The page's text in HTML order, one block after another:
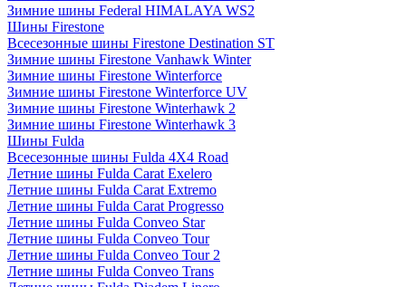
Зимние шины Federal HIMALAYA WS2
Шины Firestone
Всесезонные шины Firestone Destination ST
Зимние шины Firestone Vanhawk Winter
Зимние шины Firestone Winterforce
Зимние шины Firestone Winterforce UV
Зимние шины Firestone Winterhawk 2
Зимние шины Firestone Winterhawk 3
Шины Fulda
Всесезонные шины Fulda 4X4 Road
Летние шины Fulda Carat Exelero
Летние шины Fulda Carat Extremo
Летние шины Fulda Carat Progresso
Летние шины Fulda Conveo Star
Летние шины Fulda Conveo Tour
Летние шины Fulda Conveo Tour 2
Летние шины Fulda Conveo Trans